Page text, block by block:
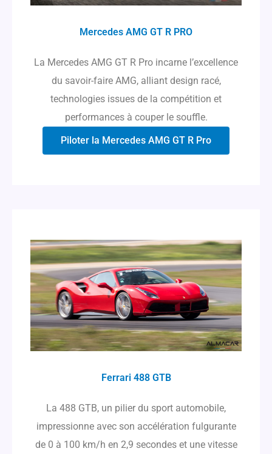
Mercedes AMG GT R PRO
La Mercedes AMG GT R Pro incarne l’excellence
du savoir-faire AMG, alliant design racé,
technologies issues de la compétition et
performances à couper le souffle.
Piloter la Mercedes AMG GT R Pro
Ferrari 488 GTB
La 488 GTB, un pilier du sport automobile,
impressionne avec son accélération fulgurante
de 0 à 100 km/h en 2,9 secondes et une vitesse